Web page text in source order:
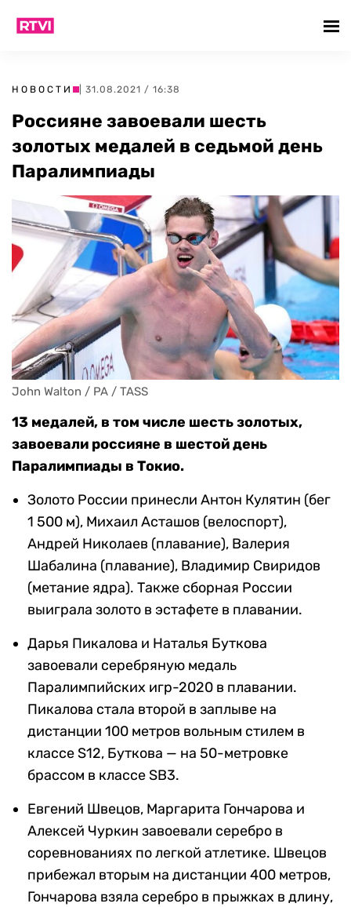
НОВОСТИ | 31.08.2021 / 16:38
Россияне завоевали шесть
золотых медалей в седьмой день
Паралимпиады
John Walton / PA / TASS
13 медалей, в том числе шесть золотых,
завоевали россияне в шестой день
Паралимпиады в Токио.
Золото России принесли Антон Кулятин (бег
1 500 м), Михаил Асташов (велоспорт),
Андрей Николаев (плавание), Валерия
Шабалина (плавание), Владимир Свиридов
(метание ядра). Также сборная России
выиграла золото в эстафете в плавании.
Дарья Пикалова и Наталья Буткова
завоевали серебряную медаль
Паралимпийских игр-2020 в плавании.
Пикалова стала второй в заплыве на
дистанции 100 метров вольным стилем в
классе S12, Буткова — на 50-метровке
брассом в классе SB3.
Евгений Швецов, Маргарита Гончарова и
Алексей Чуркин завоевали серебро в
соревнованиях по легкой атлетике. Швецов
прибежал вторым на дистанции 400 метров,
Гончарова взяла серебро в прыжках в длину,